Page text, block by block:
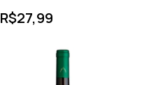
Portugal | 250ml
R$27,99